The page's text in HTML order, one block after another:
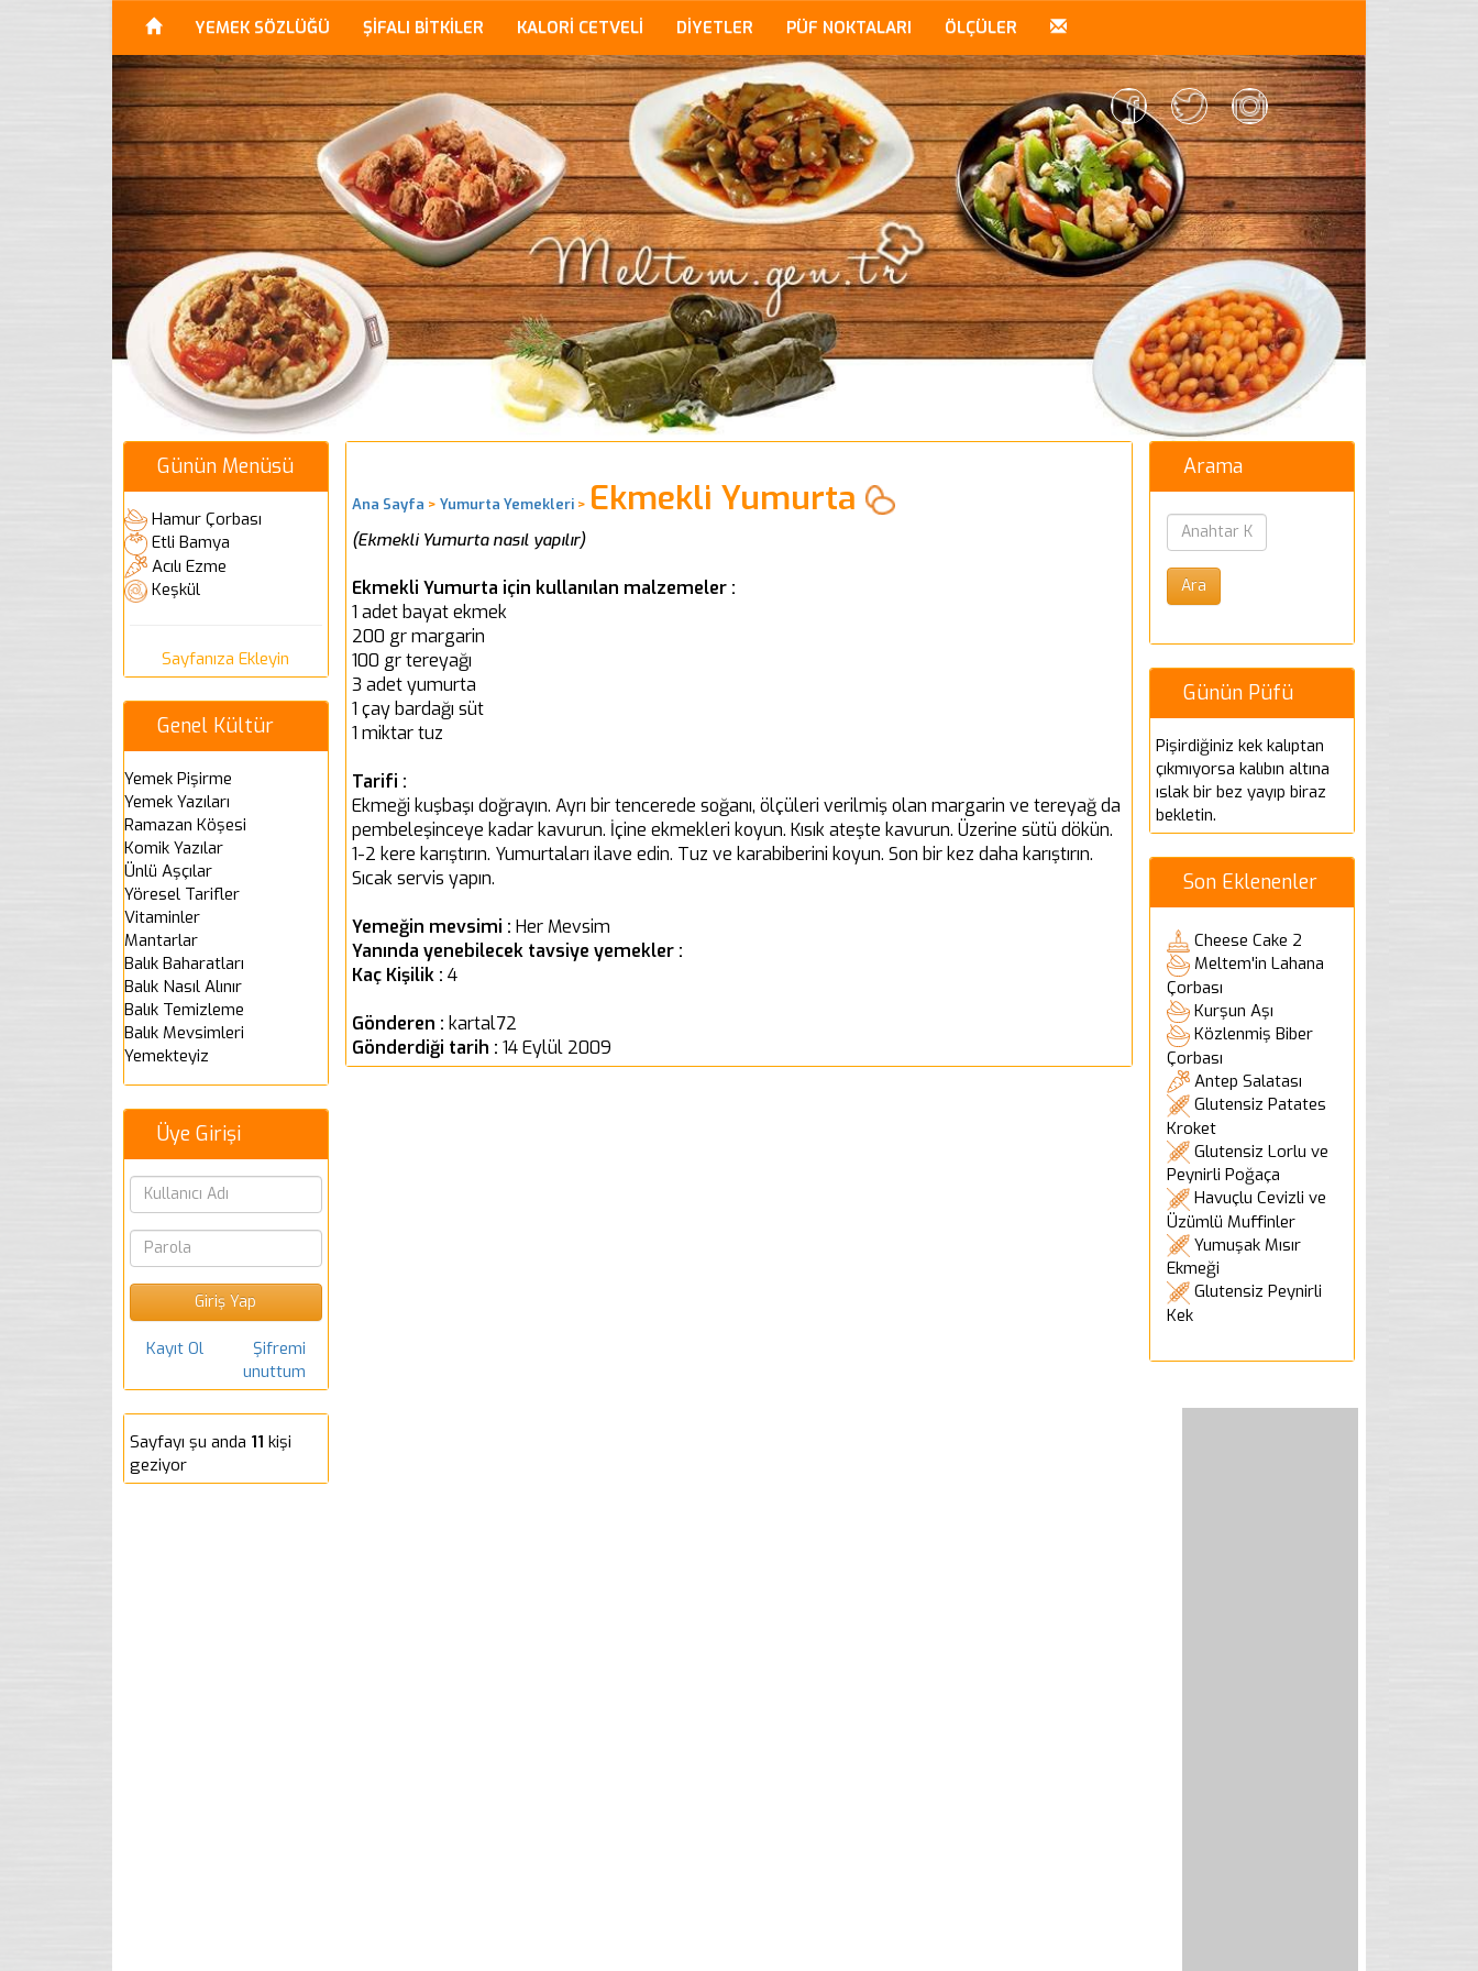
YEMEK SÖZLÜĞÜ ŞİFALI BİTKİLER KALORİ CETVELİ DİYETLER PÜF NOKTALARI ÖLÇÜLER
Ana Sayfa > Yumurta Yemekleri> Ekmekli Yumurta
(Ekmekli Yumurta nasıl yapılır)
Ekmekli Yumurta için kullanılan malzemeler :
1 adet bayat ekmek
200 gr margarin
100 gr tereyağı
3 adet yumurta
1 çay bardağı süt
1 miktar tuz
Tarifi :
Ekmeği kuşbaşı doğrayın. Ayrı bir tencerede soğanı, ölçüleri verilmiş olan margarin ve tereyağ da
pembeleşinceye kadar kavurun. İçine ekmekleri koyun. Kısık ateşte kavurun. Üzerine sütü dökün.
1-2 kere karıştırın. Yumurtaları ilave edin. Tuz ve karabiberini koyun. Son bir kez daha karıştırın.
Sıcak servis yapın.
Yemeğin mevsimi : Her Mevsim
Yanında yenebilecek tavsiye yemekler :
Kaç Kişilik : 4
Gönderen : kartal72
Gönderdiği tarih : 14 Eylül 2009
Günün Menüsü
Hamur Çorbası
Etli Bamya
Acılı Ezme
Keşkül
Sayfanıza Ekleyin
Genel Kültür
Yemek Pişirme
Yemek Yazıları
Ramazan Köşesi
Komik Yazılar
Ünlü Aşçılar
Yöresel Tarifler
Vitaminler
Mantarlar
Balık Baharatları
Balık Nasıl Alınır
Balık Temizleme
Balık Mevsimleri
Yemekteyiz
Üye Girişi
Kayıt Ol
Şifremi
unuttum
Sayfayı şu anda 11 kişi
geziyor
Arama
Günün Püfü
Pişirdiğiniz kek kalıptan
çıkmıyorsa kalıbın altına
ıslak bir bez yayıp biraz
bekletin.
Son Eklenenler
Cheese Cake 2
Meltem'in Lahana
Çorbası
Kurşun Aşı
Közlenmiş Biber
Çorbası
Antep Salatası
Glutensiz Patates
Kroket
Glutensiz Lorlu ve
Peynirli Poğaça
Havuçlu Cevizli ve
Üzümlü Muffinler
Yumuşak Mısır
Ekmeği
Glutensiz Peynirli
Kek